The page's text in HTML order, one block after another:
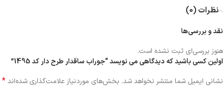
نظرات (0)
نقد و بررسی‌ها
هنوز بررسی‌ای ثبت نشده است.
اولین کسی باشید که دیدگاهی می نویسد “جوراب ساقدار طرح دار کد 1495”
نشانی ایمیل شما منتشر نخواهد شد. بخش‌های موردنیاز علامت‌گذاری شده‌اند*